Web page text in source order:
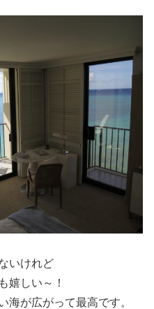
いけれど
嬉しい～！
海が広がって最高です。